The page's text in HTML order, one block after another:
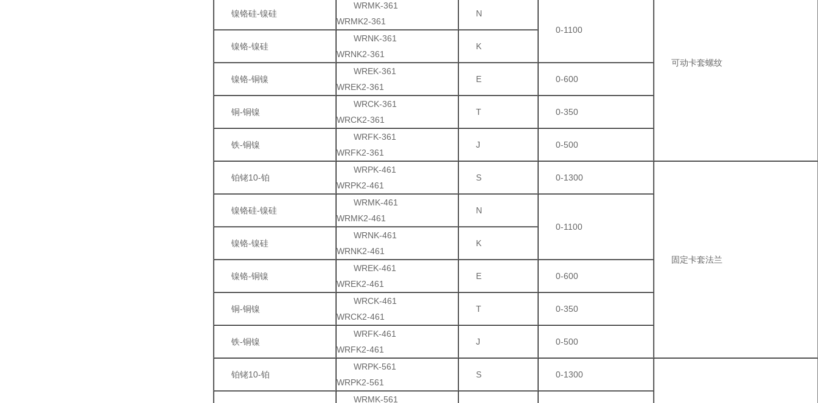
可动卡套螺纹
镍铬硅-镍硅
WRMK-361
WRMK2-361
N
0-1100
镍铬-镍硅
WRNK-361
WRNK2-361
K
镍铬-铜镍
WREK-361
WREK2-361
E 0-600
铜-铜镍
WRCK-361
WRCK2-361
T 0-350
铁-铜镍
WRFK-361
WRFK2-361
J 0-500
铂铑10-铂
WRPK-461
WRPK2-461
S 0-1300
固定卡套法兰
镍铬硅-镍硅
WRMK-461
WRMK2-461
N
0-1100
镍铬-镍硅
WRNK-461
WRNK2-461
K
镍铬-铜镍
WREK-461
WREK2-461
E 0-600
铜-铜镍
WRCK-461
WRCK2-461
T 0-350
铁-铜镍
WRFK-461
WRFK2-461
J 0-500
铂铑10-铂
WRPK-561
WRPK2-561
S 0-1300
WRMK-561